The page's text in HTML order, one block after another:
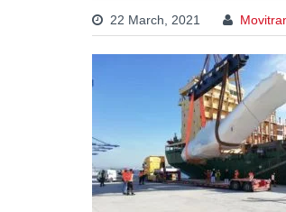
22 March, 2021